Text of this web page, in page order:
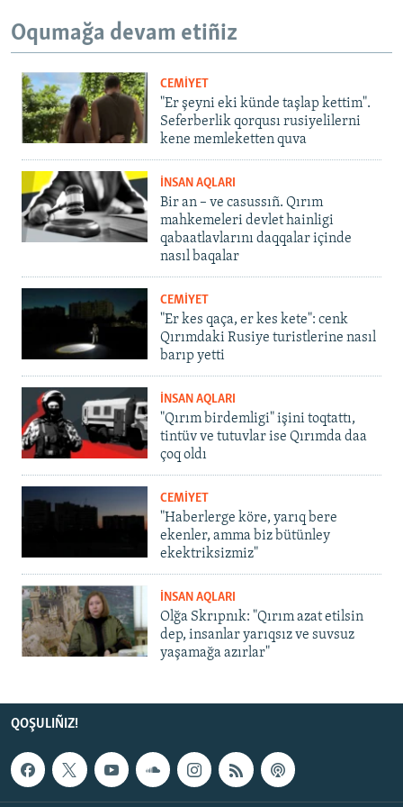
Oqumağa devam etiñiz
CEMİYET
"Er şeyni eki künde taşlap kettim".
Seferberlik qorqusı rusiyelilerni
kene memleketten quva
İNSAN AQLARI
Bir an – ve casussıñ. Qırım
mahkemeleri devlet hainligi
qabaatlavlarını daqqalar içinde
nasıl baqalar
CEMİYET
"Er kes qaça, er kes kete": cenk
Qırımdaki Rusiye turistlerine nasıl
barıp yetti
İNSAN AQLARI
"Qırım birdemligi" işini toqtattı,
tintüv ve tutuvlar ise Qırımda daa
çoq oldı
CEMİYET
"Haberlerge köre, yarıq bere
ekenler, amma biz bütünley
ekektriksizmiz"
İNSAN AQLARI
Olğa Skrıpnık: "Qırım azat etilsin
dep, insanlar yarıqsız ve suvsuz
yaşamağa azırlar"
QOŞULIÑIZ!